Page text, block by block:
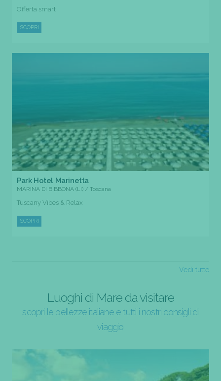
Offerta smart
SCOPRI
Park Hotel Marinetta
MARINA DI BIBBONA (LI) / Toscana
Tuscany Vibes & Relax
SCOPRI
Vedi tutte
Luoghi di Mare da visitare
scopri le bellezze italiane e tutti i nostri consigli di
viaggio